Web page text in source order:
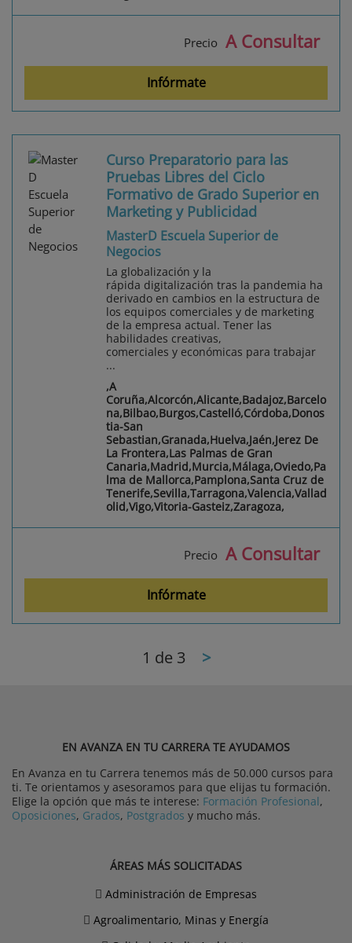
Precio A Consultar
Infórmate
Curso Preparatorio para las
Pruebas Libres del Ciclo
Formativo de Grado Superior en
Marketing y Publicidad
MasterD Escuela Superior de
Negocios
La globalización y la
rápida digitalización tras la pandemia ha
derivado en cambios en la estructura de
los equipos comerciales y de marketing
de la empresa actual. Tener las
habilidades creativas,
comerciales y económicas para trabajar
...
,A
Coruña,Alcorcón,Alicante,Badajoz,Barcelo
na,Bilbao,Burgos,Castelló,Córdoba,Donos
tia-San
Sebastian,Granada,Huelva,Jaén,Jerez De
La Frontera,Las Palmas de Gran
Canaria,Madrid,Murcia,Málaga,Oviedo,Pa
lma de Mallorca,Pamplona,Santa Cruz de
Tenerife,Sevilla,Tarragona,Valencia,Vallad
olid,Vigo,Vitoria-Gasteiz,Zaragoza,
Precio A Consultar
Infórmate
1 de 3 >
EN AVANZA EN TU CARRERA TE AYUDAMOS
En Avanza en tu Carrera tenemos más de 50.000 cursos para
ti. Te orientamos y asesoramos para que elijas tu formación.
Elige la opción que más te interese: Formación Profesional,
Oposiciones, Grados, Postgrados y mucho más.
ÁREAS MÁS SOLICITADAS
Administración de Empresas
Agroalimentario, Minas y Energía